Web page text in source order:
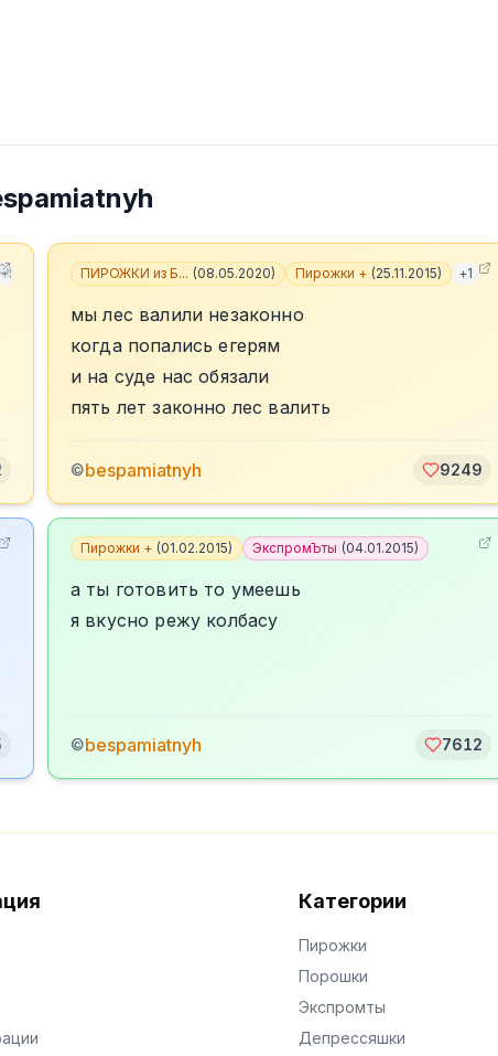
+5 ПИРОЖКИ из Б... (08.05.2020) Пирожки + (25.11.2015) +1
мы лес валили незаконно
когда попались егерям
и на суде нас обязали
пять лет законно лес валить
©bespamiatnyh 9249
Пирожки + (01.02.2015) ЭкспромЪты (04.01.2015)
а ты готовить то умеешь
я вкусно режу колбасу
©bespamiatnyh 7612
Категории
Пирожки
Порошки
Экспромты
Депрессяшки